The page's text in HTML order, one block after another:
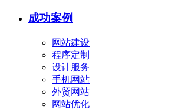
成功案例
网站建设
程序定制
设计服务
手机网站
外贸网站
网站优化